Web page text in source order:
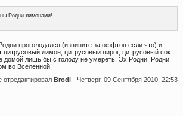
Родни лимонами!
проголодался (извините за оффтоп если что) и
лимон, цитрусовый пирог, цитрусовый сок
домой лишь бы с голоду не умереть. Эх Родни, Родни
во Вселенной!
Brodi - Четверг, 09 Сентября 2010, 22:53